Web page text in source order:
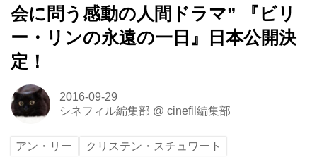
会に問う感動の人間ドラマ” 『ビリ
ー・リンの永遠の一日』日本公開決
定！
2016-09-29
シネフィル編集部 @ cinefil編集部
アン・リー
クリステン・スチュワート